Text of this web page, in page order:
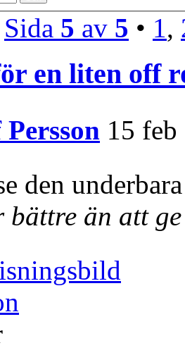
Sida 5 av 5 • 1,
en liten off
15
den
bättre än att ge